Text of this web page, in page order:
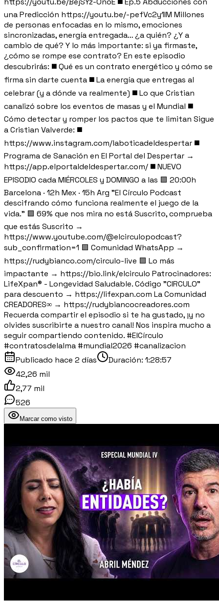
una Predicción https://youtu.be/-pefVc2y1IM Millones
de personas enfocadas en lo mismo, emociones
sincronizadas, energía entregada… ¿a quién? ¿Y a
cambio de qué? Y lo más importante: si ya firmaste,
¿cómo se rompe ese contrato? En este episodio
descubrirás: ◼️ Qué es un contrato energético y cómo se
firma sin darte cuenta ◼️ La energía que entregas al
celebrar (y a dónde va realmente) ◼️ Lo que Cristian
canalizó sobre los eventos de masas y el Mundial ◼️
Cómo detectar y romper los pactos que te limitan Sigue
a Cristian Valverde: ◼️
https://www.instagram.com/laboticadeldespertar ◼️
Programa de Sanación en El Portal del Despertar →
https://app.elportaldeldespertar.com/ ◼️ NUEVO
EPISODIO cada MIÉRCOLES y DOMINGO a las 🟪 20:00h
Barcelona · 12h Mex · 15h Arg "El Círculo Podcast
descifrando cómo funciona realmente el juego de la
vida." 🟪 69% que nos mira no está Suscrito, comprueba
que estás Suscrito →
https://www.youtube.com/@elcirculopodcast?
sub_confirmation=1 🟪 Comunidad WhatsApp →
https://rudybianco.com/circulo-live 🟪 Lo más
impactante → https://bio.link/elcirculo Patrocinadores:
LifeXpan® - Longevidad Saludable. Código "CIRCULO"
para descuento → https://lifexpan.com La Comunidad
CREADORES∞ → https://rudybiancocreadores.com
Recuerda compartir el episodio si te ha gustado, ¡y no
olvides suscribirte a nuestro canal! Nos inspira mucho a
seguir compartiendo contenido. #ElCírculo
#contratosdelalma #mundial2026 #canalizacion
Publicado hace 2 días Duración: 1:28:57
42,26 mil
2,77 mil
526
Marcar como visto